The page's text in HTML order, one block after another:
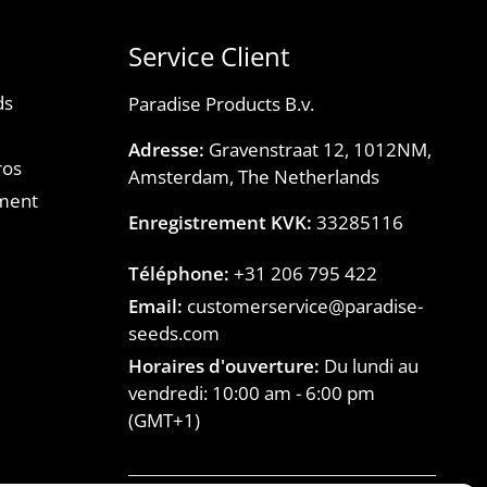
Service Client
Paradise Products B.v.
Adresse: Gravenstraat 12, 1012NM,
Amsterdam, The Netherlands
Enregistrement KVK: 33285116
Téléphone:+31 206 795 422
Email: customerservice@paradise-
seeds.com
Horaires d'ouverture: Du lundi au
vendredi: 10:00 am - 6:00 pm
(GMT+1)